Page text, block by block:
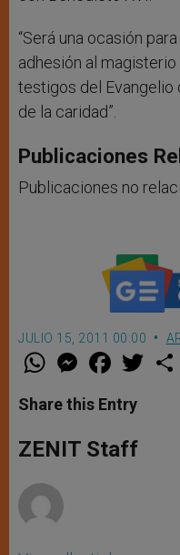
“Será una ocasión
adhesión al
testigos del Evangelio
de la caridad”.
Publicaciones
Publicaciones no
JULIO 15, 2011 00:00
W
t
s
p
p
M
e
s
e
g
e
F
a
e
b
o
k
w
Share this Entry
ZENIT Staff